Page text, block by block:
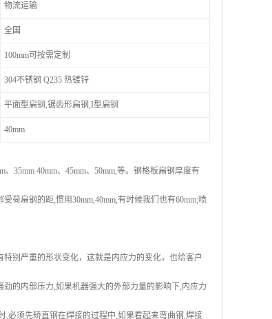
物流运输
全国
100mm可按需定制
304不锈钢 Q235 热镀锌
平面型扁钢,锯齿形扁钢,I型扁钢
40mm
35mm 40mm、45mm、50mm,等。钢格板扁钢厚度有
荷扁钢的距,惯用30mm,40mm,有时候我们也有60mm;喷
别严重的形状变化，这就是内应力的变化，也给客户
的内部压力,如果机器强大的外部力量的影响下,内应力
必须先矫直钢在焊接的过程中,如果看起来弯曲钢,焊接